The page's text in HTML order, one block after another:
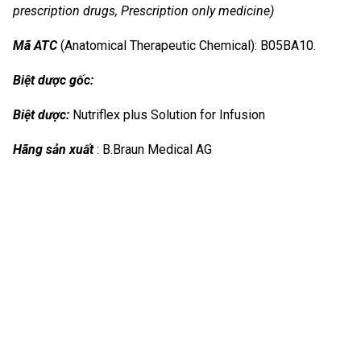
prescription drugs, Prescription only medicine)
Mã ATC(Anatomical Therapeutic Chemical): B05BA10.
Biệt dược gốc:
Biệt dược: Nutriflex plus Solution for Infusion
Hãng sản xuất: B.Braun Medical AG